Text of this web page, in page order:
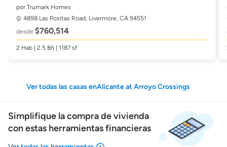
por Trumark Homes
4898 Las Positas Road, Livermore, CA 94551
desde $760,514
2 Hab | 2.5 Bñ | 1187 sf
Ver todas las casas enAlicante at Arroyo Crossings
Simplifique la compra de vivienda
con estas herramientas financieras